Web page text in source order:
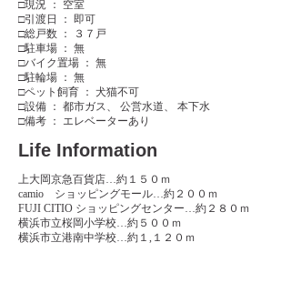
□現況 ： 空室
□引渡日 ： 即可
□総戸数 ： ３７戸
□駐車場 ： 無
□バイク置場 ： 無
□駐輪場 ： 無
□ペット飼育 ： 犬猫不可
□設備 ： 都市ガス、 公営水道、 本下水
□備考 ： エレベーターあり
Life Information
上大岡京急百貨店…約１５０ｍ
camio ショッピングモール…約２００ｍ
FUJI CITIO ショッピングセンター…約２８０ｍ
横浜市立桜岡小学校…約５００ｍ
横浜市立港南中学校…約１,１２０ｍ